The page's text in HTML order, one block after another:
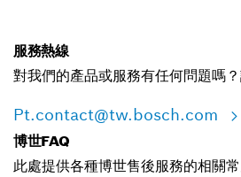
服務熱線
對我們的產品或服務有任何問題嗎？
Pt.contact@tw.bosch.com
博世FAQ
此處提供各種博世售後服務的相關常